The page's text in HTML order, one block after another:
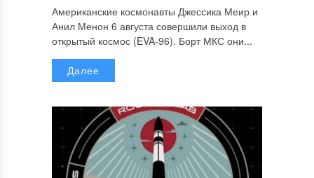
Американские космонавты Джессика Меир и
Анил Менон 6 августа совершили выход в
открытый космос (EVA-96). Борт МКС они...
Далее